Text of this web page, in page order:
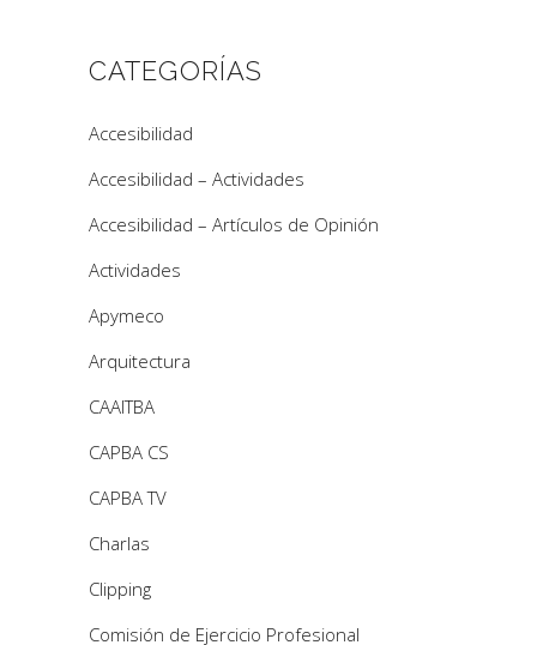
CATEGORÍAS
Accesibilidad
Accesibilidad – Actividades
Accesibilidad – Artículos de Opinión
Actividades
Apymeco
Arquitectura
CAAITBA
CAPBA CS
CAPBA TV
Charlas
Clipping
Comisión de Ejercicio Profesional